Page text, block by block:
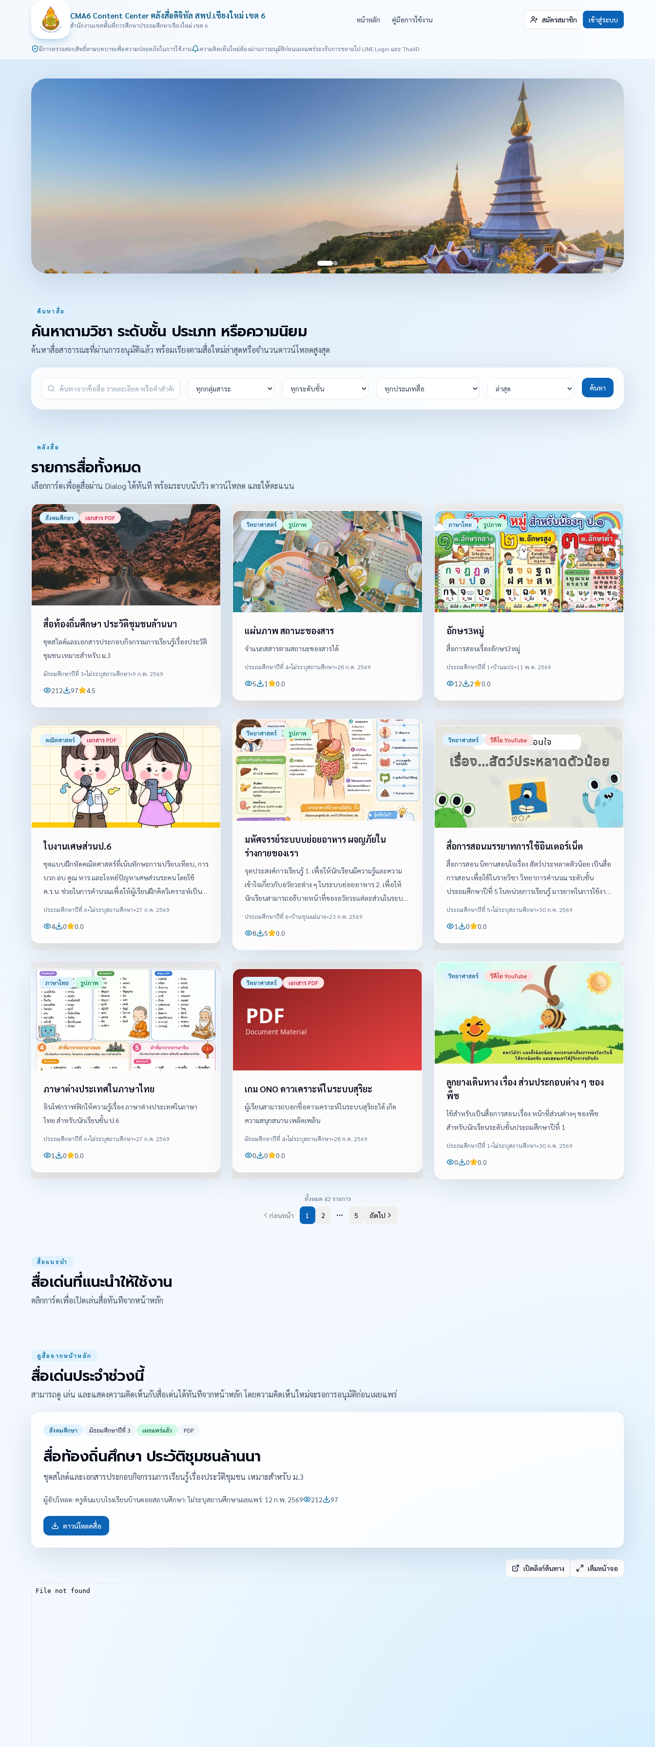
CMA6 Content Center คลังสื่อดิจิทัล สพป.เชียงใหม่ เขต 6
สำนักงานเขตพื้นที่การศึกษาประถมศึกษาเชียงใหม่ เขต 6
หน้าหลัก คู่มือการใช้งาน สมัครสมาชิก เข้าสู่ระบบ
มีการตรวจสอบสิทธิ์ตามบทบาทเพื่อความปลอดภัยในการใช้งาน ความคิดเห็นใหม่ต้องผ่านการอนุมัติก่อนเผยแพร่รองรับการขยายไป LINE Login และ ThaiID
ค้นหาสื่อ
ค้นหาตามวิชา ระดับชั้น ประเภท หรือความนิยม
ค้นหาสื่อสาธารณะที่ผ่านการอนุมัติแล้ว พร้อมเรียงตามสื่อใหม่ล่าสุดหรือจำนวนดาวน์โหลดสูงสุด
ค้นหา
คลังสื่อ
รายการสื่อทั้งหมด
เลือกการ์ดเพื่อดูสื่อผ่าน Dialog ได้ทันที พร้อมระบบนับวิว ดาวน์โหลด และให้คะแนน
สังคมศึกษา เอกสาร PDF
สื่อท้องถิ่นศึกษา ประวัติชุมชนล้านนา
ชุดสไลด์และเอกสารประกอบกิจกรรมการเรียนรู้เรื่องประวัติ
ชุมชน เหมาะสำหรับ ม.3
มัธยมศึกษาปีที่ 3•ไม่ระบุสถานศึกษา•9 ก.พ. 2569
212 97 4.5
วิทยาศาสตร์ รูปภาพ
แผ่นภาพ สถานะของสาร
จำแนกสสารตามสถานะของสารได้
ประถมศึกษาปีที่ 4•ไม่ระบุสถานศึกษา•28 ก.ค. 2569
5 1 0.0
ภาษาไทย รูปภาพ
อักษร3หมู่
สื่อการสอนเรื่องอักษร3หมู่
ประถมศึกษาปีที่ 1 •บ้านแปะ•11 พ.ค. 2569
12 2 0.0
คณิตศาสตร์ เอกสาร PDF
ใบงานเศษส่วนป.6
ชุดแบบฝึกหัดคณิตศาสตร์ที่เน้นทักษะการเปรียบเทียบ, การ
บวก ลบ คูณ หาร และโจทย์ปัญหาเศษส่วนระคน โดยใช้
ค.ร.น. ช่วยในการคำนวณเพื่อให้ผู้เรียนฝึกคิดวิเคราะห์เป็น
ขั้นตอน
ประถมศึกษาปีที่ 6•ไม่ระบุสถานศึกษา•27 ก.ค. 2569
4 0 0.0
วิทยาศาสตร์ รูปภาพ
มหัศจรรย์ระบบบย่อยอาหาร ผจญภัยใน
ร่างกายของเรา
จุดประสงค์การเรียนรู้ 1. เพื่อให้นักเรียนมีความรู้และความ
เข้าใจเกี่ยวกับอวัยวะต่าง ๆ ในระบบย่อยอาหาร 2. เพื่อให้
นักเรียนสามารถอธิบายหน้าที่ของอวัยวะแต่ละส่วนในระบบ
ย่อยอาหารได้ 3. เพื่อให้นักเรียนสามารถเรียงลำดับ
ต้อง 4. เพื่อส่งเสริมให้นักเรียนตระหนักถึงความสำคัญของ
การดูแลรักษาระบบย่อยอาหารและการเลือกรับประทาน
เรียนรู้วิทยาศาสตร์ผ่านสื่อภาพที่มีสีสันและเข้าใจง่าย วิธีใช้
นักเรียนรับประทานในชีวิตประจำวัน จากนั้นครูใช้สื่อ
อธิบายอวัยวะและกระบวนการทำงานของระบบย่อยอาหาร
ทีละขั้นตอน พร้อมให้นักเรียนสังเกตภาพและร่วมกันตอบ
ผลการเรียนรู้ที่คาดหวัง นักเรียนสามารถระบุอวัยวะสำคัญใน
ระบบย่อยอาหาร อธิบายหน้าที่ของอวัยวะแต่ละส่วน และ
อธิบายลำดับกระบวนการย่อยอาหารได้อย่างถูกต้อง
ในระบบย่อยอาหาร สามารถนำความรู้ไปประยุกต์ใช้ในชีวิต
ประจำวัน และมีเจตคติที่ดีต่อการเรียนวิทยาศาสตร์
ประถมศึกษาปีที่ 6•บ้านขุนแม่นาย•23 ก.ค. 2569
8 5 0.0
วิทยาศาสตร์ วิดีโอ YouTube
สื่อการสอนมรรยาทการใช้อินเตอร์เน็ต
สื่อการสอน นิทานสอนใจเรื่อง สัตว์ประหลาดตัวน้อย เป็นสื่อ
การสอน เพื่อใช้ในรายวิชา วิทยาการคำนวณ ระดับชั้น
ประถมศึกษาปีที่ 5 ในหน่วยการเรียนรู้ มารยาทในการใช้งาน
อินเตอร์เน็ต
ประถมศึกษาปีที่ 5•ไม่ระบุสถานศึกษา•30 ก.ค. 2569
1 0 0.0
ภาษาไทย รูปภาพ
ภาษาต่างประเทศในภาษาไทย
อินโฟกราฟฟิกให้ความรู้เรื่อง ภาษาต่างประเทศในภาษา
ไทย สำหรับนักเรียนชั้น ป.6
ประถมศึกษาปีที่ 6•ไม่ระบุสถานศึกษา•27 ก.ค. 2569
1 0 0.0
วิทยาศาสตร์ เอกสาร PDF
เกม ONO ดาวเคราะห์ในระบบสุริยะ
ผู้เรียนสามารถบอกชื่อดาวเคราะห์ในระบบสุริยะได้ เกิด
ความสนุกสนาน เพลิดเพลิน
มัธยมศึกษาปีที่ 4•ไม่ระบุสถานศึกษา•28 ก.ค. 2569
0 0 0.0
วิทยาศาสตร์ วิดีโอ YouTube
ลูกยางเดินทาง เรื่อง ส่วนประกอบต่าง ๆ ของ
พืช
ใช้สำหรับเป็นสื่อการสอน เรื่อง หน้าที่ส่วนต่างๆ ของพืช
สำหรับนักเรียนระดับชั้นประถมศึกษาปีที่ 1
ประถมศึกษาปีที่ 1 •ไม่ระบุสถานศึกษา•30 ก.ค. 2569
0 0 0.0
ทั้งหมด 42 รายการ
ก่อนหน้า 1 2 More pages
5 ถัดไป
สื่อแนะนำ
สื่อเด่นที่แนะนำให้ใช้งาน
คลิกการ์ดเพื่อเปิดเล่นสื่อทันทีจากหน้าหลัก
ดูสื่อจากหน้าหลัก
สื่อเด่นประจำช่วงนี้
สามารถดู เล่น และแสดงความคิดเห็นกับสื่อเด่นได้ทันทีจากหน้าหลัก โดยความคิดเห็นใหม่จะรอการอนุมัติก่อนเผยแพร่
สังคมศึกษา มัธยมศึกษาปีที่ 3 เผยแพร่แล้ว PDF
สื่อท้องถิ่นศึกษา ประวัติชุมชนล้านนา
ชุดสไลด์และเอกสารประกอบกิจกรรมการเรียนรู้เรื่องประวัติชุมชน เหมาะสำหรับ ม.3
ผู้อัปโหลด: ครูต้นแบบโรงเรียนบ้านดอยสถานศึกษา:ไม่ระบุสถานศึกษาเผยแพร่: 12 ก.พ. 2569 212 97
ดาวน์โหลดสื่อ
เปิดลิงก์ต้นทาง เต็มหน้าจอ